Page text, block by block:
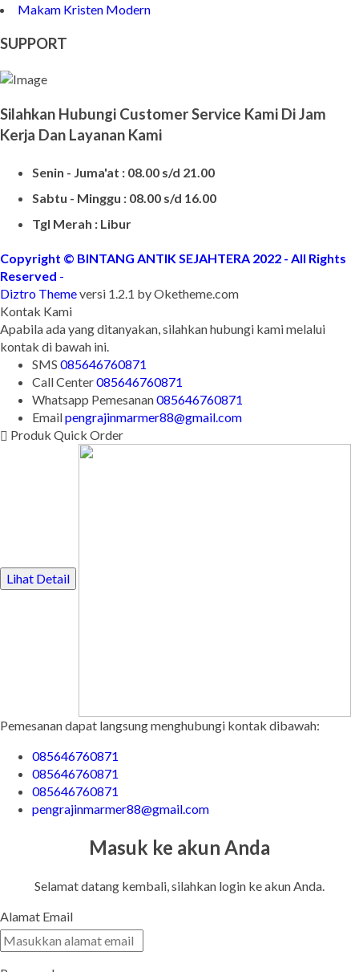
Makam Kristen Modern
SUPPORT
Silahkan Hubungi Customer Service Kami Di Jam
Kerja Dan Layanan Kami
Senin - Juma'at : 08.00 s/d 21.00
Sabtu - Minggu : 08.00 s/d 16.00
Tgl Merah : Libur
Copyright © BINTANG ANTIK SEJAHTERA 2022 - All Rights
Reserved -
Diztro Themeversi 1.2.1 by Oketheme.com
Kontak Kami
Apabila ada yang ditanyakan, silahkan hubungi kami melalui
kontak di bawah ini.
SMS 085646760871
Call Center085646760871
Whatsapp Pemesanan085646760871
Emailpengrajinmarmer88@gmail.com
Produk Quick Order
Lihat Detail
Pemesanan dapat langsung menghubungi kontak dibawah:
085646760871
085646760871
085646760871
pengrajinmarmer88@gmail.com
Masuk ke akun Anda
Selamat datang kembali, silahkan login ke akun Anda.
Alamat Email